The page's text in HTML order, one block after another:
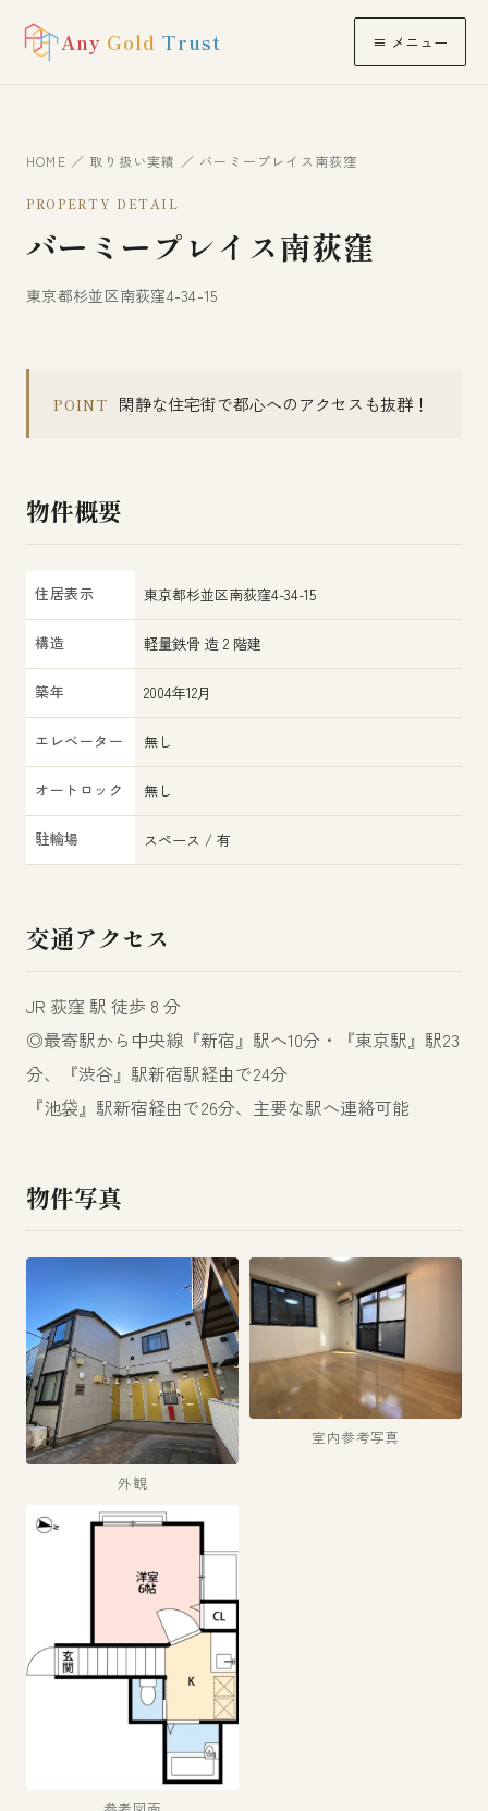
Any Gold Trust ≡ メニュー
HOME ／ 取り扱い実績 ／ バーミープレイス南荻窪
PROPERTY DETAIL
バーミープレイス南荻窪
東京都杉並区南荻窪4-34-15
POINT 閑静な住宅街で都心へのアクセスも抜群！
物件概要
住居表示 東京都杉並区南荻窪4-34-15
構造 軽量鉄骨 造 2 階建
築年 2004年12月
エレベーター 無し
オートロック 無し
駐輪場 スペース / 有
交通アクセス
JR 荻窪 駅 徒歩 8 分
◎最寄駅から中央線『新宿』駅へ10分・『東京駅』駅23
分、『渋谷』駅新宿駅経由で24分
『池袋』駅新宿経由で26分、主要な駅へ連絡可能
物件写真
外観
室内参考写真